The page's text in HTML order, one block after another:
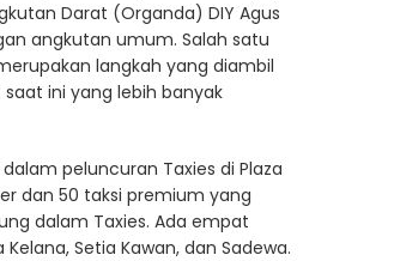
Darat (Organda) DIY Agus
angkutan umum. Salah satu
langkah yang diambil
ini yang lebih banyak
peluncuran Taxies di Plaza
dan 50 taksi premium yang
dalam Taxies. Ada empat
Setia Kawan, dan Sadewa.